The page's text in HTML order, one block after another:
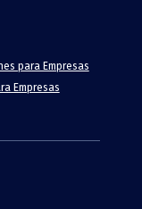
para Empresas
Empresas